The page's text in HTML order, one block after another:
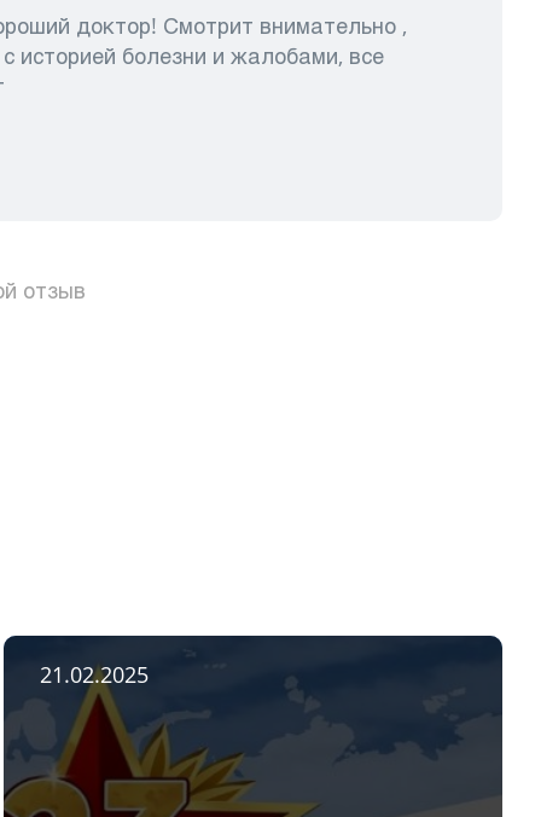
доктор! Смотрит внимательно ,
историей болезни и жалобами, все
отзыв
21.02.2025